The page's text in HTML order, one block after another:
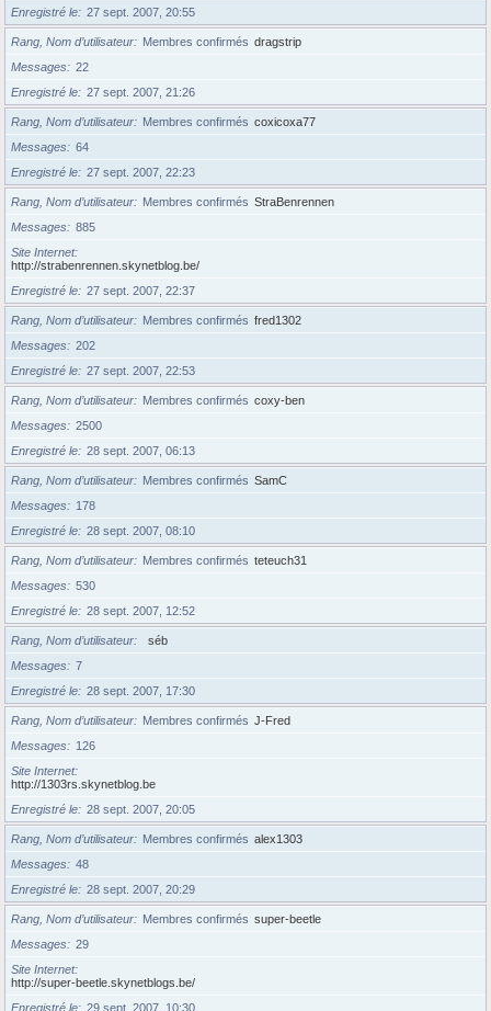
Enregistré le
27 sept. 2007, 20:55
Rang, Nom d’utilisateur Membres confirmés dragstrip
Messages
22
Enregistré le
27 sept. 2007, 21:26
Rang, Nom d’utilisateur Membres confirmés coxicoxa77
Messages
64
Enregistré le
27 sept. 2007, 22:23
Rang, Nom d’utilisateur Membres confirmés StraBenrennen
Messages
885
Site Internet
http://strabenrennen.skynetblog.be/
Enregistré le
27 sept. 2007, 22:37
Rang, Nom d’utilisateur Membres confirmés fred1302
Messages
202
Enregistré le
27 sept. 2007, 22:53
Rang, Nom d’utilisateur Membres confirmés coxy-ben
Messages
2500
Enregistré le
28 sept. 2007, 06:13
Rang, Nom d’utilisateur Membres confirmés SamC
Messages
178
Enregistré le
28 sept. 2007, 08:10
Rang, Nom d’utilisateur Membres confirmés teteuch31
Messages
530
Enregistré le
28 sept. 2007, 12:52
Rang, Nom d’utilisateur
séb
Messages
7
Enregistré le
28 sept. 2007, 17:30
Rang, Nom d’utilisateur Membres confirmés J-Fred
Messages
126
Site Internet
http://1303rs.skynetblog.be
Enregistré le
28 sept. 2007, 20:05
Rang, Nom d’utilisateur Membres confirmés alex1303
Messages
48
Enregistré le
28 sept. 2007, 20:29
Rang, Nom d’utilisateur Membres confirmés super-beetle
Messages
29
Site Internet
http://super-beetle.skynetblogs.be/
Enregistré le
29 sept. 2007, 10:30